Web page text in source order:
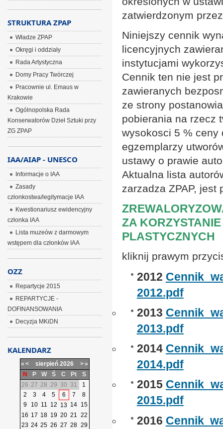
zatwierdzonym
Niniejszy cennik
licencyjnych
instytucjami
Cennik ten nie jest
zawieranych
ze strony
pobierania na rzecz
wysokosci 5 % ceny
egzemplarzy
ustawy o prawie
Aktualna lista
zarzadza ZPAP, jest
ZA
PLASTYCZNYCH
kliknij prawym
2012
2012.pdf
2013
2013.pdf
2014
2014.pdf
2015
2015.pdf
2016 Cennik
STRUKTURA ZPAP
Władze ZPAP
Okręgi i oddziały
Rada Artystyczna
Domy Pracy Twórczej
Pracownie ul. Emaus w
Krakowie
Ogólnopolska Rada
Konserwatorów Dzieł Sztuki przy
ZG ZPAP
IAA/AIAP - UNESCO
Informacje o IAA
Zasady
członkostwa/legitymacje IAA
Kwestionariusz ewidencyjny
członka IAA
Lista muzeów z darmowym
wstępem dla członków IAA
OZZ
Repartycje 2015
REPARTYCJE -
DOFINANSOWANIA
Decyzja MKiDN
KALENDARZ
« < sierpień 2026 >»
N
P W Ś C Pt
S
26 27 28 29 30 31
1
2
3 4 5 6 7
8
9
10 11 12 13 14 15
16 17 18 19 20 21 22
23 24 25 26 27 28 29